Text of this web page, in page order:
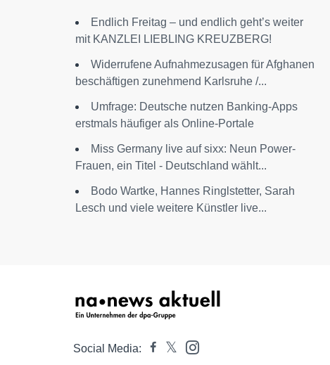
Endlich Freitag – und endlich geht’s weiter
mit KANZLEI LIEBLING KREUZBERG!
Widerrufene Aufnahmezusagen für Afghanen
beschäftigen zunehmend Karlsruhe /...
Umfrage: Deutsche nutzen Banking-Apps
erstmals häufiger als Online-Portale
Miss Germany live auf sixx: Neun Power-
Frauen, ein Titel - Deutschland wählt...
Bodo Wartke, Hannes Ringlstetter, Sarah
Lesch und viele weitere Künstler live...
Social Media: